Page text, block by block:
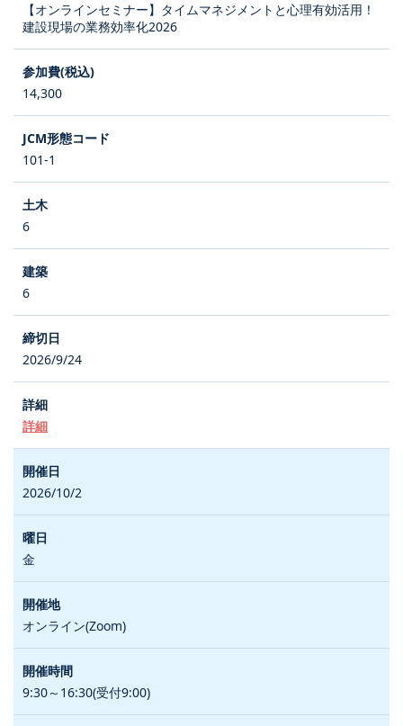
【オンラインセミナー】タイムマネジメントと心理有効活用！
建設現場の業務効率化2026
14,300
101-1
6
6
2026/9/24
詳細
2026/10/2
金
オンライン(Zoom)
9:30～16:30(受付9:00)